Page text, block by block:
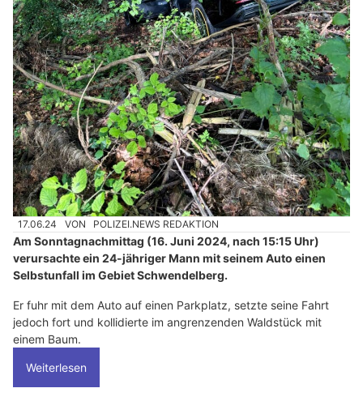
17.06.24 VON POLIZEI.NEWS REDAKTION
Am Sonntagnachmittag (16. Juni 2024, nach 15:15 Uhr)
verursachte ein 24-jähriger Mann mit seinem Auto einen
Selbstunfall im Gebiet Schwendelberg.
Er fuhr mit dem Auto auf einen Parkplatz, setzte seine Fahrt
jedoch fort und kollidierte im angrenzenden Waldstück mit
einem Baum.
Weiterlesen